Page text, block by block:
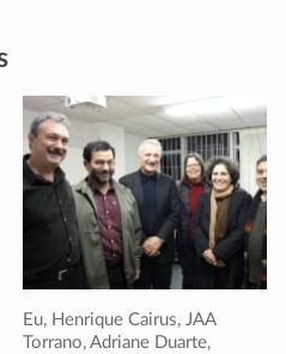
Eu, Henrique Cairus, JAA
Torrano, Adriane Duarte,